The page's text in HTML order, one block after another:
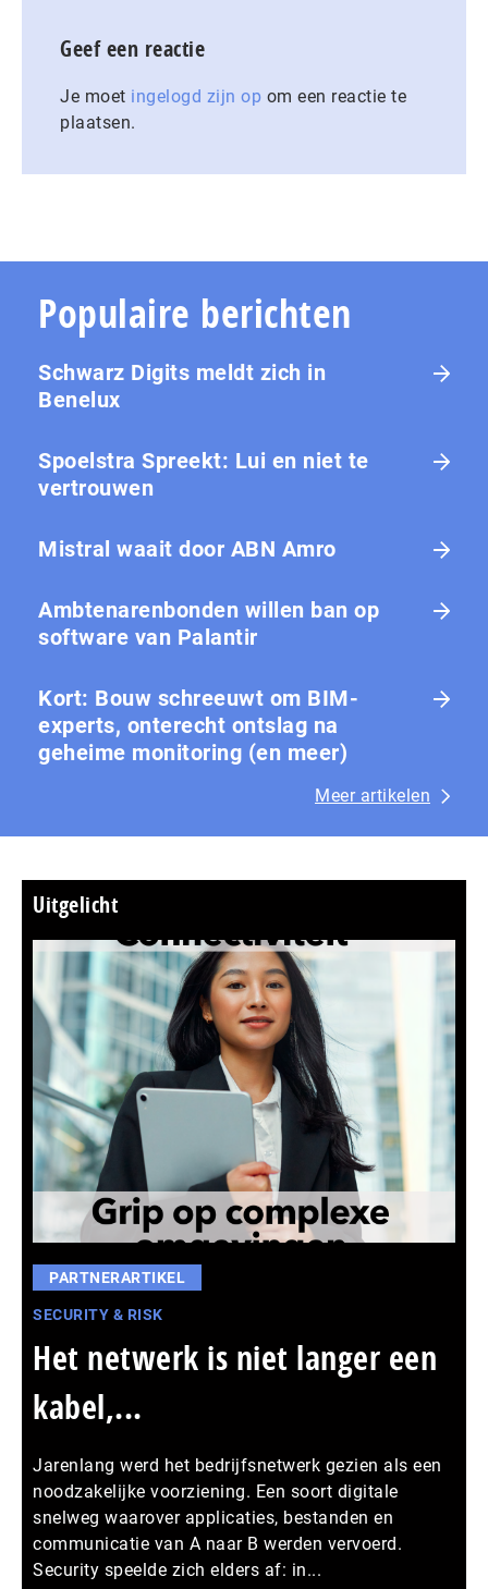
Geef een reactie
Je moet ingelogd zijn op om een reactie te
plaatsen.
Populaire berichten
Schwarz Digits meldt zich in
Benelux
Spoelstra Spreekt: Lui en niet te
vertrouwen
Mistral waait door ABN Amro
Ambtenarenbonden willen ban op
software van Palantir
Kort: Bouw schreeuwt om BIM-
experts, onterecht ontslag na
geheime monitoring (en meer)
Meer artikelen
Uitgelicht
PARTNERARTIKEL
SECURITY & RISK
Het netwerk is niet langer een
kabel,...
Jarenlang werd het bedrijfsnetwerk gezien als een
noodzakelijke voorziening. Een soort digitale
snelweg waarover applicaties, bestanden en
communicatie van A naar B werden vervoerd.
Security speelde zich elders af: in...